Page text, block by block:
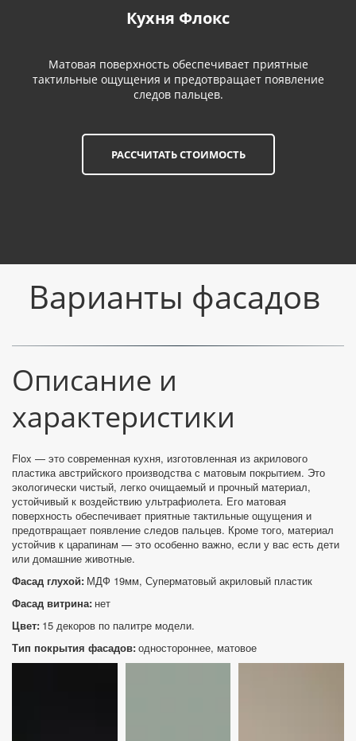
Кухня Флокс
Матовая поверхность обеспечивает приятные
тактильные ощущения и предотвращает появление
следов пальцев.
РАССЧИТАТЬ СТОИМОСТЬ
Варианты фасадов
Описание и
характеристики
Flox — это современная кухня, изготовленная из акрилового
пластика австрийского производства с матовым покрытием. Это
экологически чистый, легко очищаемый и прочный материал,
устойчивый к воздействию ультрафиолета. Его матовая
поверхность обеспечивает приятные тактильные ощущения и
предотвращает появление следов пальцев. Кроме того, материал
устойчив к царапинам — это особенно важно, если у вас есть дети
или домашние животные.
Фасад глухой: МДФ 19мм, Суперматовый акриловый пластик
Фасад витрина: нет
Цвет: 15 декоров по палитре модели.
Тип покрытия фасадов: одностороннее, матовое